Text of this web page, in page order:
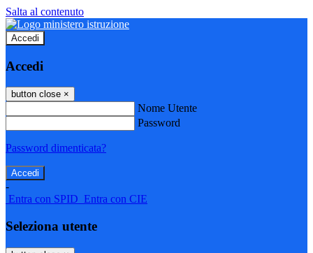
Salta al contenuto
Accedi
Accedi
button close ×
Nome Utente
Password
Password dimenticata?
-
Entra con SPID Entra con CIE
Seleziona utente